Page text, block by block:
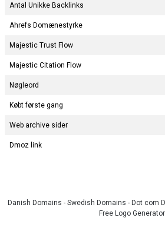
Antal Unikke Backlinks
Ahrefs Domænestyrke
Majestic Trust Flow
Majestic Citation Flow
Nøgleord
Købt første gang
Web archive sider
Dmoz link
Danish Domains - Swedish Domains - Dot com
Free Logo Generator